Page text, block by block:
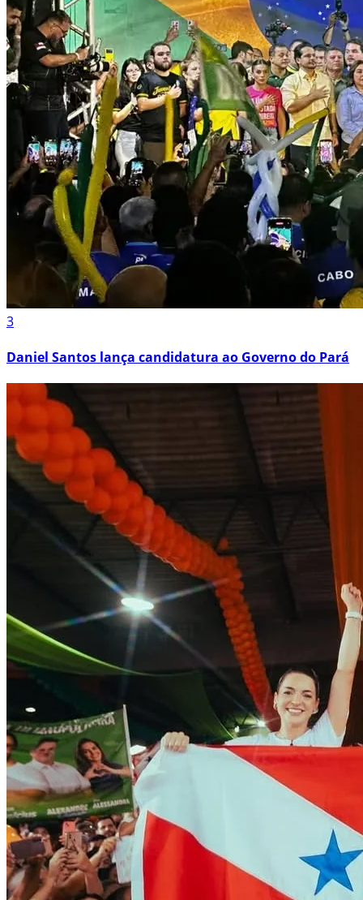
3
Daniel Santos lança candidatura ao Governo do Pará